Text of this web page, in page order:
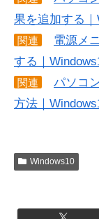
果を追加する
関連
電源メ
する｜
関連
パソコ
方法｜
Windows10